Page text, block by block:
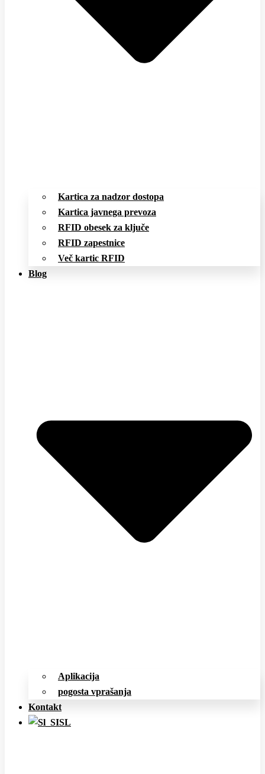
Kartica za nadzor dostopa
Kartica javnega prevoza
RFID obesek za ključe
RFID zapestnice
Več kartic RFID
Blog
Aplikacija
pogosta vprašanja
Kontakt
SL